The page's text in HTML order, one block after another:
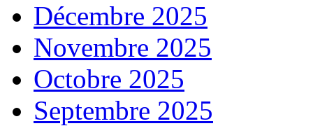
Décembre 2025
Novembre 2025
Octobre 2025
Septembre 2025